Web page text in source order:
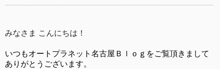
みなさま こんにちは！
いつもオートプラネット名古屋Ｂｌｏｇをご覧頂きまして
ありがとうございます。